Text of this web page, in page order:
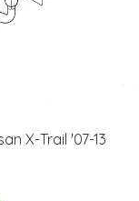
X-Trail '07-13